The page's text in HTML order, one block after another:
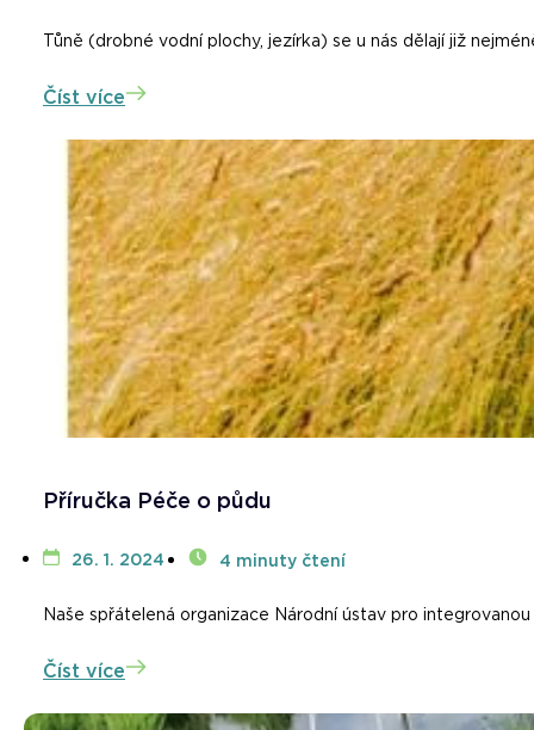
Tůně (drobné vodní plochy, jezírka) se u nás dělají již
Číst více
Příručka Péče o půdu
26. 1. 2024 4 minuty čtení
Naše spřátelená organizace Národní ústav pro
Číst více